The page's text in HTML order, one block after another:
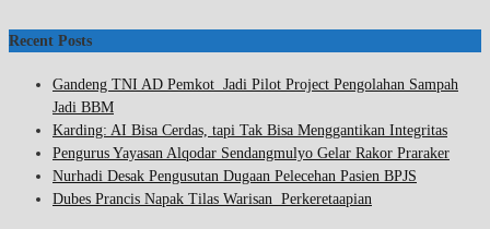
Recent Posts
Gandeng TNI AD Pemkot Jadi Pilot Project Pengolahan Sampah
Jadi BBM
Karding: AI Bisa Cerdas, tapi Tak Bisa Menggantikan Integritas
Pengurus Yayasan Alqodar Sendangmulyo Gelar Rakor Praraker
Nurhadi Desak Pengusutan Dugaan Pelecehan Pasien BPJS
Dubes Prancis Napak Tilas Warisan Perkeretaapian